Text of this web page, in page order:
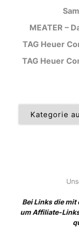
MEATER –
TAG Heuer
TAG Heuer
Bei Links die
um Affiliate-